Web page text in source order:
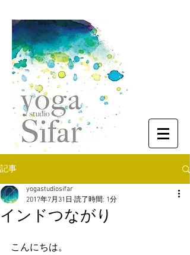
記事
インドつながり
yogastudiosifar
2017年7月31日 読了時間: 1分
こんにちは。